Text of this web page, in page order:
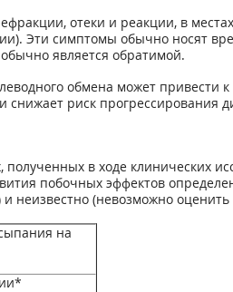
отеки и реакции, в
Эти симптомы обычно носят
является обратимой.
обмена может привести
риск прогрессирования
в ходе клинических
побочных эффектов
и неизвестно (невозможно
на